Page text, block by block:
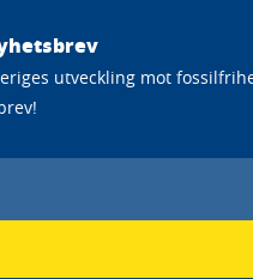
utveckling mot